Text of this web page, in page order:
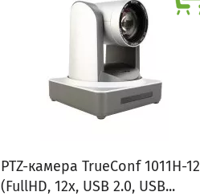
PTZ-камера TrueConf 1011H-12
(FullHD, 12x, USB 2.0, USB...